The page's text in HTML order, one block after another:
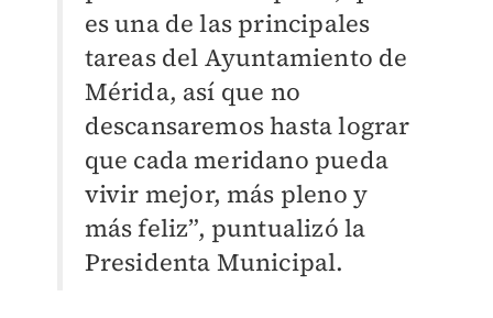
es una de las principales
tareas del Ayuntamiento de
Mérida, así que no
descansaremos hasta lograr
que cada meridano pueda
vivir mejor, más pleno y
más feliz”, puntualizó la
Presidenta Municipal.